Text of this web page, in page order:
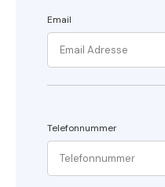
Email
Telefonnummer